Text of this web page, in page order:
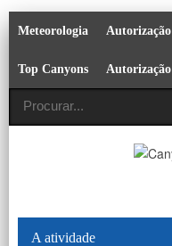
Meteorologia Autorização
Top Canyons Autorização
A atividade